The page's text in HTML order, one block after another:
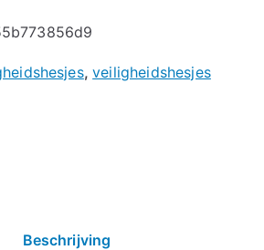
,veiligheidshesjes
Beschrijving